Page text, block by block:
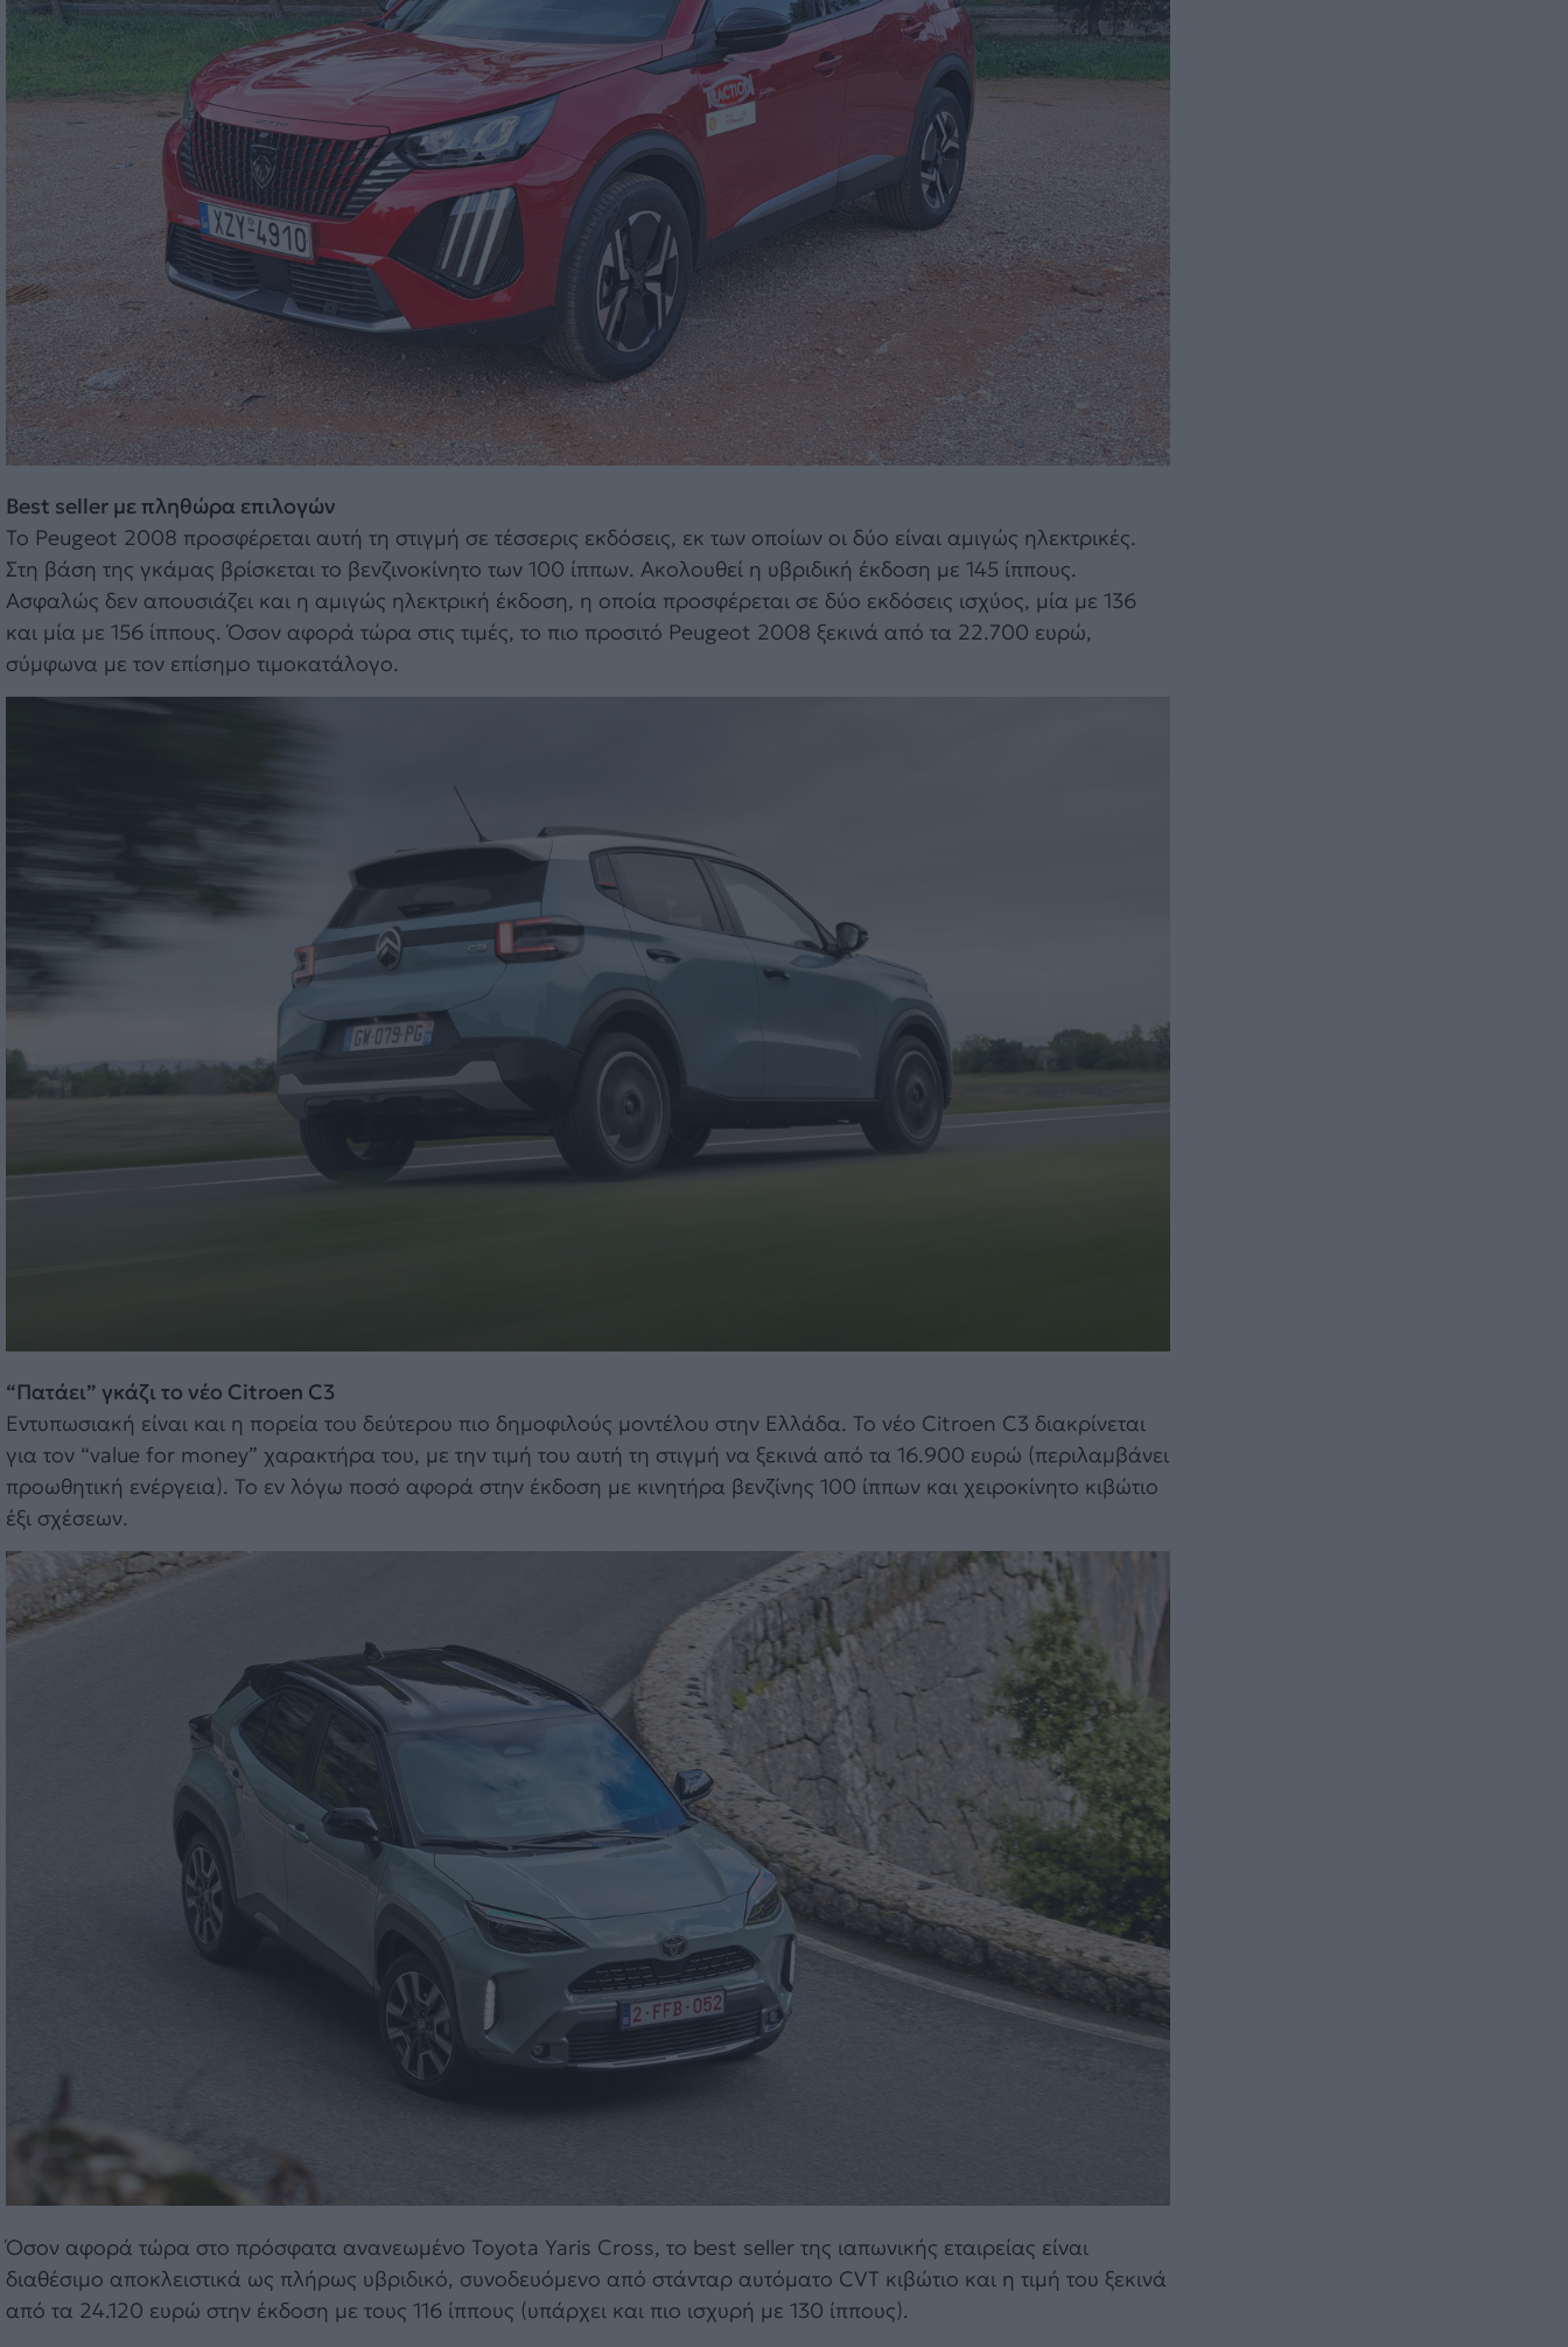
Best seller με πληθώρα επιλογών
To Peugeot 2008 προσφέρεται αυτή τη στιγμή σε τέσσερις εκδόσεις, εκ των οποίων οι δύο είναι αμιγώς ηλεκτρικές.
Στη βάση της γκάμας βρίσκεται το βενζινοκίνητο των 100 ίππων. Ακολουθεί η υβριδική έκδοση με 145 ίππους.
Ασφαλώς δεν απουσιάζει και η αμιγώς ηλεκτρική έκδοση, η οποία προσφέρεται σε δύο εκδόσεις ισχύος, μία με 136
και μία με 156 ίππους. Όσον αφορά τώρα στις τιμές, το πιο προσιτό Peugeot 2008 ξεκινά από τα 22.700 ευρώ,
σύμφωνα με τον επίσημο τιμοκατάλογο.
“Πατάει” γκάζι το νέο Citroen C3
Εντυπωσιακή είναι και η πορεία του δεύτερου πιο δημοφιλούς μοντέλου στην Ελλάδα. Το νέο Citroen C3 διακρίνεται
για τον “value for money” χαρακτήρα του, με την τιμή του αυτή τη στιγμή να ξεκινά από τα 16.900 ευρώ (περιλαμβάνει
προωθητική ενέργεια). Το εν λόγω ποσό αφορά στην έκδοση με κινητήρα βενζίνης 100 ίππων και χειροκίνητο κιβώτιο
έξι σχέσεων.
Όσον αφορά τώρα στο πρόσφατα ανανεωμένο Toyota Yaris Cross, το best seller της ιαπωνικής εταιρείας είναι
διαθέσιμο αποκλειστικά ως πλήρως υβριδικό, συνοδευόμενο από στάνταρ αυτόματο CVT κιβώτιο και η τιμή του ξεκινά
από τα 24.120 ευρώ στην έκδοση με τους 116 ίππους (υπάρχει και πιο ισχυρή με 130 ίππους).